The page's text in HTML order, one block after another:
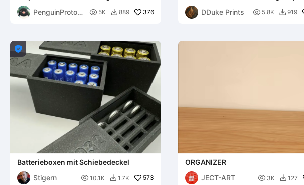
Kollektion (10 Größen)
PenguinPrototy
 5K  889 376
DDuke Prints
 5.8K  919

Batterieboxen mit Schiebedeckel
Stigern
 10.1K  1.7K 573
ORGANIZER
JECT-ART
 3K  127